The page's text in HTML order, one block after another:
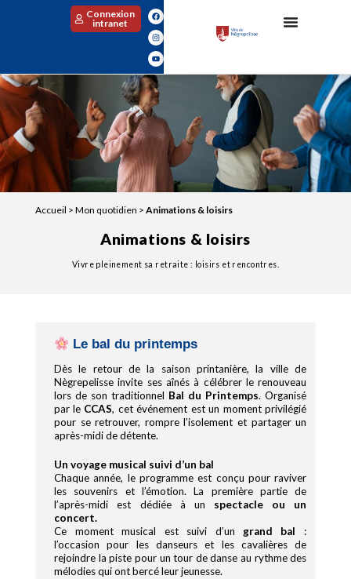
Connexion
intranet
Accueil > Mon quotidien > Animations & loisirs
Animations & loisirs
Vivre pleinement sa retraite : loisirs et rencontres.
Le bal du printemps
Dès le retour de la saison printanière, la ville de
Nègrepelisse invite ses aînés à célébrer le renouveau
lors de son traditionnel Bal du Printemps. Organisé
par le CCAS, cet événement est un moment privilégié
pour se retrouver, rompre l’isolement et partager un
après-midi de détente.
Un voyage musical suivi d’un bal
Chaque année, le programme est conçu pour raviver
les souvenirs et l’émotion. La première partie de
l’après-midi est dédiée à un spectacle ou un
concert.
Ce moment musical est suivi d’un grand bal :
l’occasion pour les danseurs et les cavalières de
rejoindre la piste pour un tour de danse au rythme des
mélodies qui ont bercé leur jeunesse.